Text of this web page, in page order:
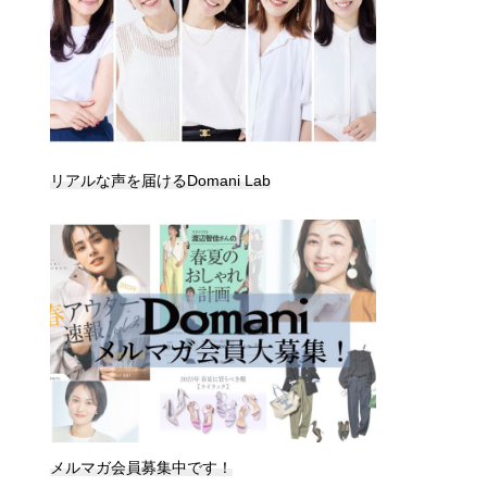
リアルな声を届けるDomani Lab
メルマガ会員募集中です！